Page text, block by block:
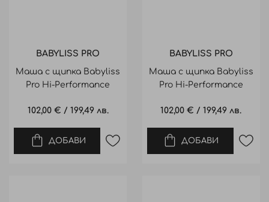
BABYLISS PRO
Маша с щипка Babyliss
Pro Hi-Performance
102,00 € / 199,49 лв.
ДОБАВИ
BABYLISS PRO
Маша с щипка Babyliss
Pro Hi-Performance
102,00 € /199,49 лв.
ДОБАВИ